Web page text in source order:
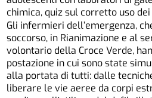
chimica, quiz sul corretto uso
Gli infermieri dell’emergenza,
soccorso, in Rianimazione e al
volontario della Croce Verde,
postazione in cui sono state
alla portata di tutti: dalle
liberare le vie aeree da corpi